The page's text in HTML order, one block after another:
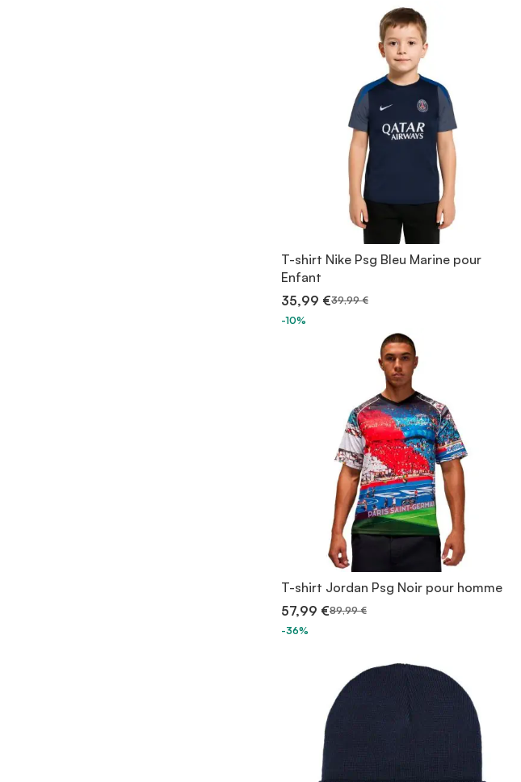
T-shirt Nike Psg Bleu Marine pour
Enfant
35,99 €39,99 €
-10%
T-shirt Jordan Psg Noir pour homme
57,99 €89,99 €
-36%